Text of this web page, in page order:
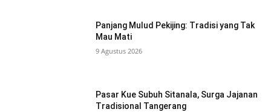
Panjang Mulud Pekijing: Tradisi yang Tak
Mau Mati
9 Agustus 2026
Pasar Kue Subuh Sitanala, Surga Jajanan
Tradisional Tangerang